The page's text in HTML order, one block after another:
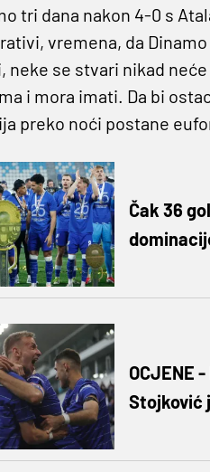
tri dana nakon 4-0 s
vremena, da
neke se stvari nikad
i mora imati. Da bi
preko noći postane
Čak 36
OCJENE
Stojković